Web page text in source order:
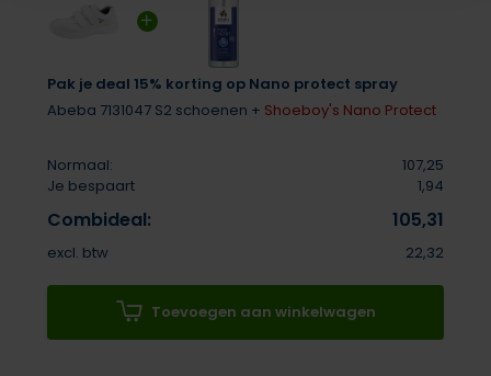
Pak je deal 15% korting op Nano protect spray
Abeba 7131047 S2 schoenen + Shoeboy's Nano Protect
Normaal:
107,25
Je bespaart
1,94
Combideal: 105,31
excl. btw 22,32
Toevoegen aan winkelwagen